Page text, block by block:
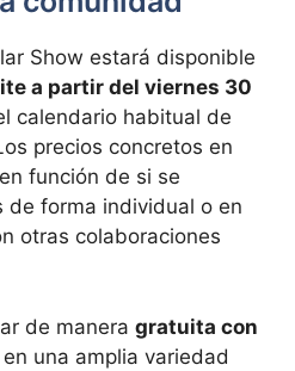
Show estará disponible
a partir del viernes 30
calendario habitual de
precios concretos en
función de si se
de forma individual o en
otras colaboraciones
de manera gratuita con
en una amplia variedad